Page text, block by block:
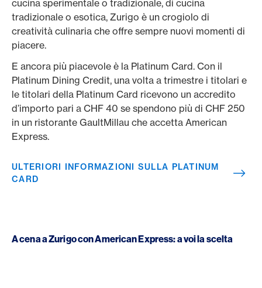
cucina sperimentale o tradizionale, di cucina
tradizionale o esotica, Zurigo è un crogiolo di
creatività culinaria che offre sempre nuovi momenti di
piacere.
E ancora più piacevole è la Platinum Card. Con il
Platinum Dining Credit, una volta a trimestre i titolari e
le titolari della Platinum Card ricevono un accredito
d’importo pari a CHF 40 se spendono più di CHF 250
in un ristorante GaultMillau che accetta American
Express.
ULTERIORI INFORMAZIONI SULLA PLATINUM
CARD
A cena a Zurigo con American Express: a voi la scelta